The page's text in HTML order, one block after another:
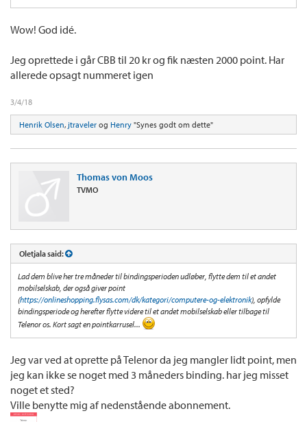
Wow! God idé.
Jeg oprettede i går CBB til 20 kr og fik næsten 2000 point. Har
allerede opsagt nummeret igen
3/4/18
Henrik Olsen, jtraveler og Henry "Synes godt om dette"
Thomas von Moos
TVMO
Oletjala said:
Lad dem blive her tre måneder til bindingsperioden udløber, flytte dem til et andet
mobilselskab, der også giver point
(https://onlineshopping.flysas.com/dk/kategori/computere-og-elektronik), opfylde
bindingsperiode og herefter flytte videre til et andet mobilselskab eller tilbage til
Telenor os. Kort sagt en pointkarrusel...
Jeg var ved at oprette på Telenor da jeg mangler lidt point, men
jeg kan ikke se noget med 3 måneders binding. har jeg misset
noget et sted?
Ville benytte mig af nedenstående abonnement.